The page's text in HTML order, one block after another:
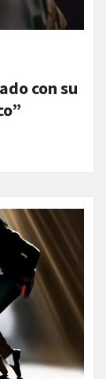
con su